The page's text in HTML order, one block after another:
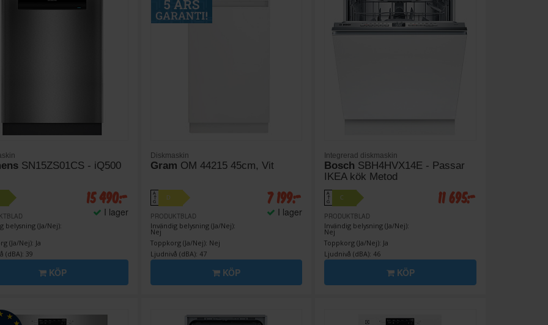
SN15ZS01CS - iQ500
belysning (Ja/Nej):
(Ja/Nej): Ja
(dBA): 39
15 490:-
I lager
KÖP
Diskmaskin
Gram OM 44215 45cm, Vit
A
↑
G
D
PRODUKTBLAD
Invändig belysning (Ja/Nej):
Nej
Toppkorg (Ja/Nej): Nej
Ljudnivå (dBA): 47
7 199:-
I lager
KÖP
Integrerad diskmaskin
Bosch SBH4HVX14E - Passar
IKEA kök Metod
A
↑
G
C
PRODUKTBLAD
Invändig belysning (Ja/Nej):
Nej
Toppkorg (Ja/Nej): Ja
Ljudnivå (dBA): 46
11 695:-
KÖP